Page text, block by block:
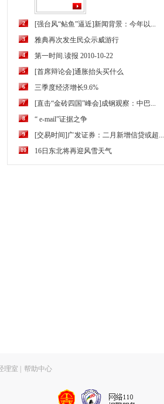
2 [强台风“鲇鱼”逼近]新闻背景：今年以...
3 雅典再次发生民众示威游行
4 第一时间.读报 2010-10-22
5 [首席辩论会]通胀抬头买什么
6 三季度经济增长9.6%
7 [直击“金砖四国”峰会]成钢观察：中巴...
8 “ e-mail”证据之争
9 [交易时间]广发证券：二月新增信贷或超...
10 16日东北将再迎风雪天气
理室 帮助中心